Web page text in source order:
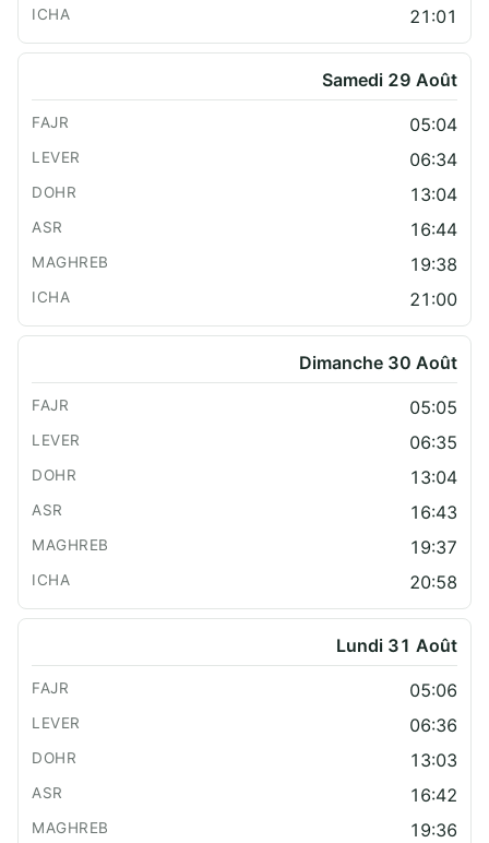
21:01
Samedi 29 Août
05:04
06:34
13:04
16:44
19:38
21:00
Dimanche 30 Août
05:05
06:35
13:04
16:43
19:37
20:58
Lundi 31 Août
05:06
06:36
13:03
16:42
19:36